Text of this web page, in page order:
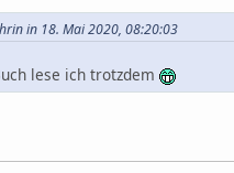
in 18. Mai 2020, 08:20:03
lese ich trotzdem